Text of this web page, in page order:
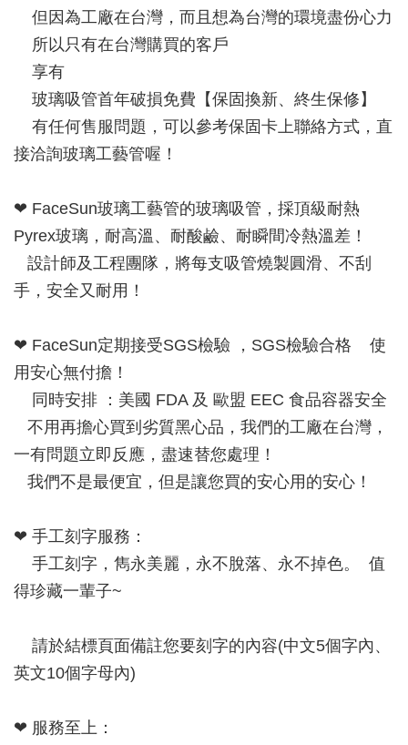
但因為工廠在台灣，而且想為台灣的環境盡份心力
所以只有在台灣購買的客戶
享有
玻璃吸管首年破損免費【保固換新、終生保修】
有任何售服問題，可以參考保固卡上聯絡方式，直
接洽詢玻璃工藝管喔！
❤ FaceSun玻璃工藝管的玻璃吸管，採頂級耐熱
Pyrex玻璃，耐高溫、耐酸鹼、耐瞬間冷熱溫差！
設計師及工程團隊，將每支吸管燒製圓滑、不刮
手，安全又耐用！
❤ FaceSun定期接受SGS檢驗 ，SGS檢驗合格 使
用安心無付擔！
同時安排 ：美國 FDA 及 歐盟 EEC 食品容器安全
不用再擔心買到劣質黑心品，我們的工廠在台灣，
一有問題立即反應，盡速替您處理！
我們不是最便宜，但是讓您買的安心用的安心！
❤ 手工刻字服務：
手工刻字，雋永美麗，永不脫落、永不掉色。 值
得珍藏一輩子~
請於結標頁面備註您要刻字的內容(中文5個字內、
英文10個字母內)
❤ 服務至上：